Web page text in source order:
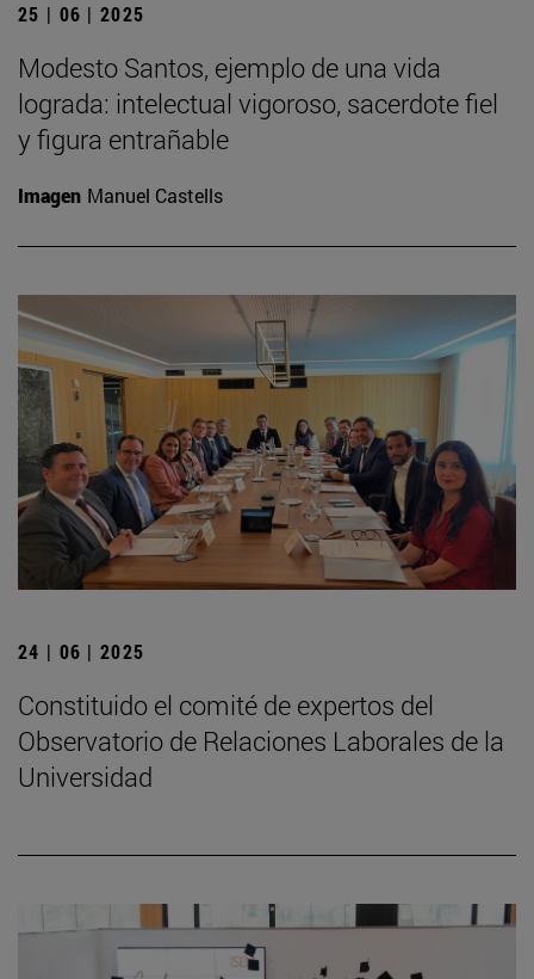
25 | 06 | 2025
Modesto Santos, ejemplo de una vida
lograda: intelectual vigoroso, sacerdote fiel
y figura entrañable
Imagen Manuel Castells
24 | 06 | 2025
Constituido el comité de expertos del
Observatorio de Relaciones Laborales de la
Universidad